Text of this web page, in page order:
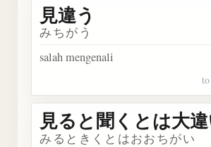
見違う
みちがう
salah mengenali
見ると聞くとは大
みるときくとはおおちがい